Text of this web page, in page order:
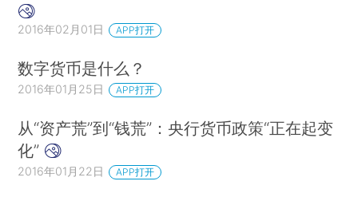
2016年02月01日 APP打开
数字货币是什么？
2016年01月25日 APP打开
从“资产荒”到“钱荒”：央行货币政策“正在起变
化”
2016年01月22日 APP打开